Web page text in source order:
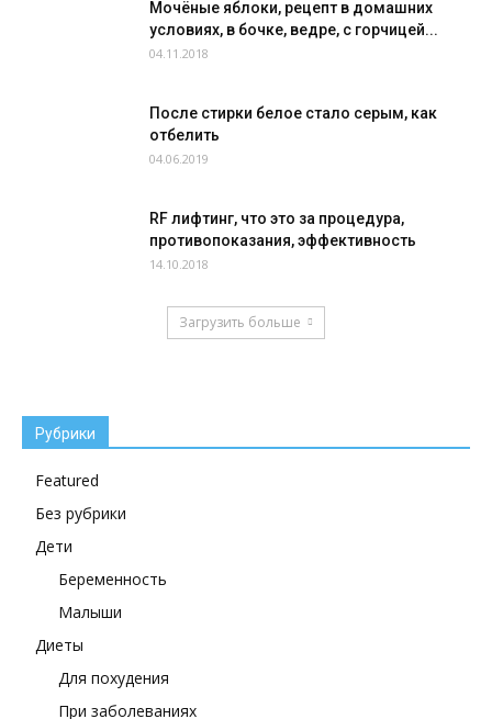
Мочёные яблоки, рецепт в домашних
условиях, в бочке, ведре, с горчицей...
04.11.2018
После стирки белое стало серым, как
отбелить
04.06.2019
RF лифтинг, что это за процедура,
противопоказания, эффективность
14.10.2018
Загрузить больше
Рубрики
Featured
Без рубрики
Дети
Беременность
Малыши
Диеты
Для похудения
При заболеваниях